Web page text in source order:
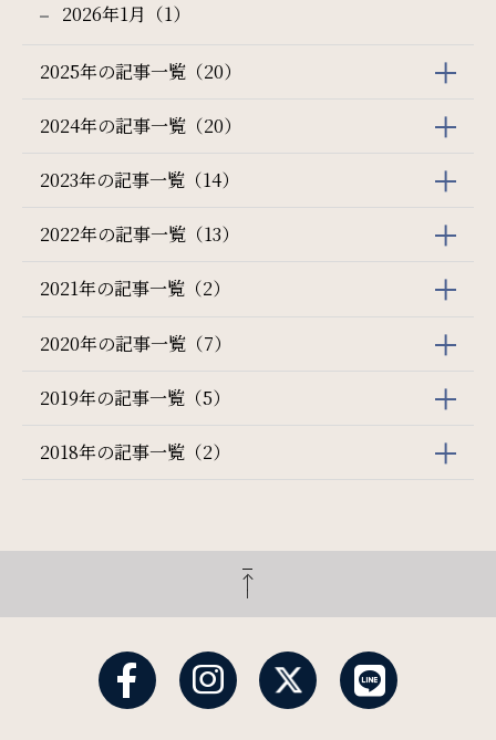
2026年1月（1）
2025年の記事一覧（20）
2024年の記事一覧（20）
2023年の記事一覧（14）
2022年の記事一覧（13）
2021年の記事一覧（2）
2020年の記事一覧（7）
2019年の記事一覧（5）
2018年の記事一覧（2）